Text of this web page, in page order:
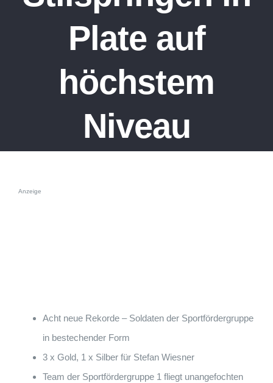
Plate auf
höchstem
Niveau
Anzeige
Acht neue Rekorde – Soldaten der Sportfördergruppe
in bestechender Form
3 x Gold, 1 x Silber für Stefan Wiesner
Team der Sportfördergruppe 1 fliegt unangefochten